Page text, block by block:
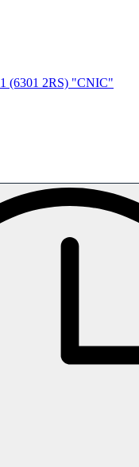
(6301 2RS) "CNIC"